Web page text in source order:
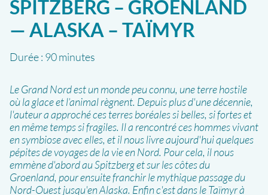
SPITZBERG – GROENLAND
— ALASKA – TAÏMYR
Durée : 90 minutes
Le Grand Nord est un monde peu connu, une terre hostile
où la glace et l’animal règnent. Depuis plus d'une décennie,
l'auteur a approché ces terres boréales si belles, si fortes et
en même temps si fragiles. Il a rencontré ces hommes vivant
en symbiose avec elles, et il nous livre aujourd'hui quelques
pépites de voyages de la vie en Nord. Pour cela, il nous
emmène d'abord au Spitzberg et sur les côtes du
Groenland, pour ensuite franchir le mythique passage du
Nord-Ouest jusqu'en Alaska. Enfin c'est dans le Taïmyr à